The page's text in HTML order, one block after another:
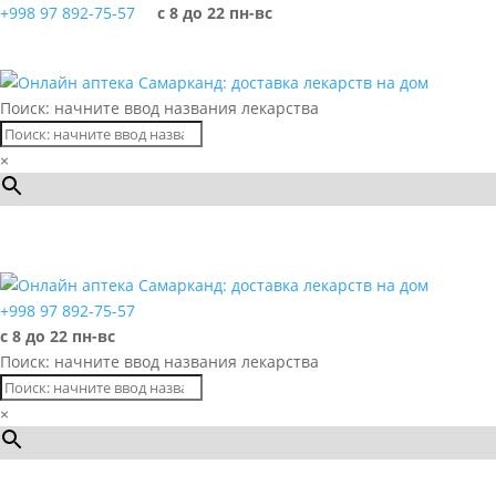
+998 97 892-75-57 с 8 до 22 пн-вс
Поиск: начните ввод названия лекарства
×
+998 97 892-75-57
с 8 до 22 пн-вс
Поиск: начните ввод названия лекарства
×